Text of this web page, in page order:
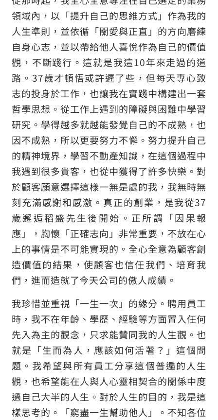
領域內，以「提升自己的思維方式」作為我的
人生準則，並依循「關愛與正直」的方向磨練
自身心志，並以帶給他人喜悅作為自己的價值
觀，不斷踐行。這就是我這10年來走過的道
路。37歲才頓悟或許遲了些，但每天專心致
志的投身於工作，也讓我在實踐中構建出一套
哲學思想。從工作上遇到的障礙與困難中學習
研究。學得越多就越能發覺自己的不成熟，也
因不成熟，所以更要努力不懈。努力提升自己
的精神境界，學習不動產知識，在這個過程中
我遇到很多貴客，也從中獲得了許多快樂。對
於顧客願意選擇這樣一無是處的我，我無時無
刻充滿感謝和感激。真正的創業，是我從37
歲邂逅稻盛先生後開始。正所謂「因果報
應」，胸懷「正確志向」非常重要，不放在心
上的事情是不可能實現的。全心全意為顧客創
造價值的結果，使顧客也信任我們、培育我
們，進而造就了今天公司的傲人成績。
我珍惜並重視「一生一次」的緣分。聘用員工
時，我不在年齡、學歷、經驗等方面置入任何
先入為主的觀念，只求能贊同我的人生觀。也
就是「生而為人，應該如何活著？」這個問
題。我希望與所有員工分享這個普遍的人生
觀，也希望能在人與人心靈相契合的關係中度
過自己大半的人生。對於人生的目的，我是這
樣思考的。「窮盡一生幫助他人」。不知各位